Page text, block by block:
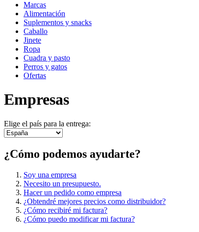
Marcas
Alimentación
Suplementos y snacks
Caballo
Jinete
Ropa
Cuadra y pasto
Perros y gatos
Ofertas
Empresas
Elige el país para la entrega:
¿Cómo podemos ayudarte?
Soy una empresa
Necesito un presupuesto.
Hacer un pedido como empresa
¿Obtendré mejores precios como distribuidor?
¿Cómo recibiré mi factura?
¿Cómo puedo modificar mi factura?